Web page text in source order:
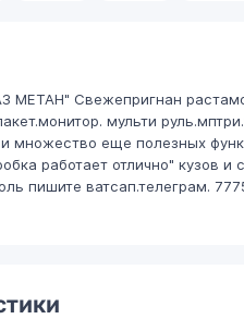
МЕТАН" Свежепригнан
мульти
множество еще полезных
работает отлично" кузов
пишите ватсап.телеграм.